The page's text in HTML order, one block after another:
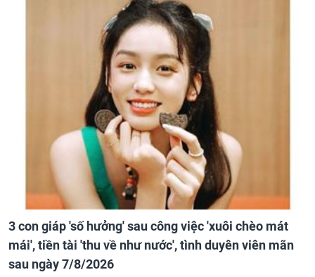
3 con giáp 'số hưởng' sau công việc 'xuôi chèo mát
mái', tiền tài 'thu về như nước', tình duyên viên mãn
sau ngày 7/8/2026